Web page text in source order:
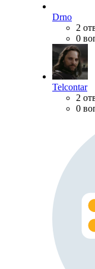
Drno
2
0
Telcontar
2
0